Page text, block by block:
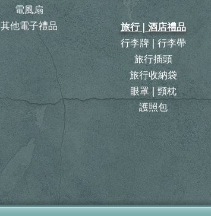
旅行 | 酒店禮品
行李牌 | 行李帶
旅行插頭
​旅行收納袋
眼罩 | 頸枕
護照包
電風扇
其他電子禮品